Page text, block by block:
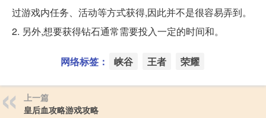
过游戏内任务、活动等方式获得,因此并不是很容易弄到。
2. 另外,想要获得钻石通常需要投入一定的时间和。
网络标签： 峡谷 王者 荣耀
上一篇
皇后血攻略游戏攻略